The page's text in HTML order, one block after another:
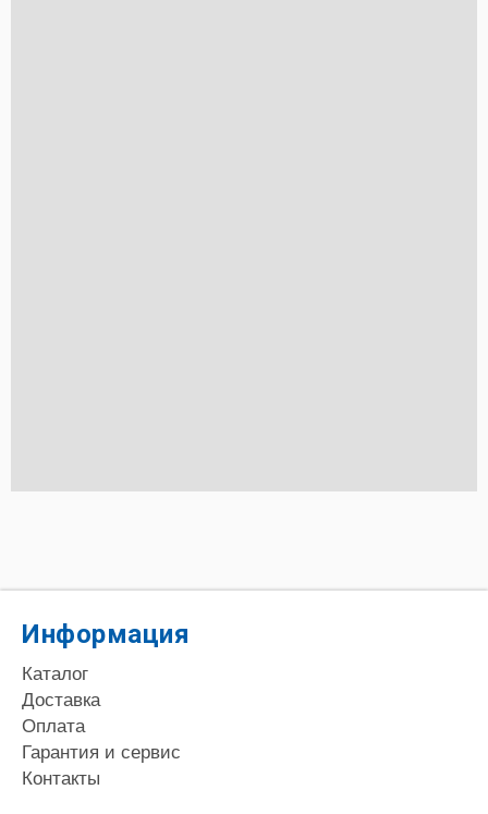
Информация
Каталог
Доставка
Оплата
Гарантия и сервис
Контакты